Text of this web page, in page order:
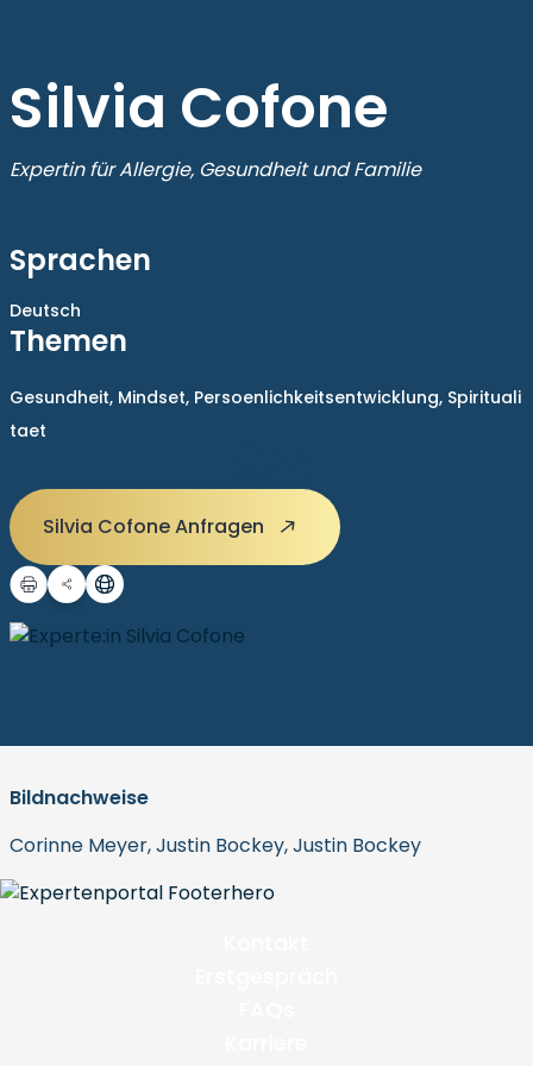
Silvia Cofone
Expertin für Allergie, Gesundheit und Familie
Sprachen
Deutsch
Themen
Gesundheit, Mindset, Persoenlichkeitsentwicklung, Spirituali
taet
Silvia Cofone Anfragen
Bildnachweise
Corinne Meyer, Justin Bockey, Justin Bockey